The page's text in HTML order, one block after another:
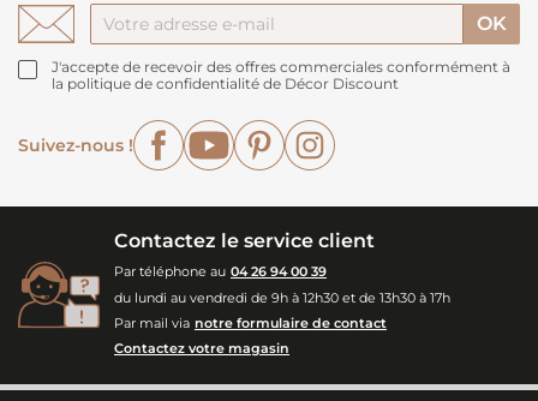
J'accepte de recevoir des offres commerciales conformément à
la politique de confidentialité de Décor Discount
Suivez-nous !
FacebookYouTubePinterest
Contactez le service client
Par téléphone au 04 26 94 00 39
du lundi au vendredi de 9h à 12h30 et de 13h30 à 17h
Par mail via notre formulaire de contact
Contactez votre magasin